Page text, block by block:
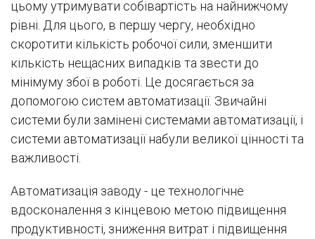
цьому утримувати собівартість на найнижчому
рівні. Для цього, в першу чергу, необхідно
скоротити кількість робочої сили, зменшити
кількість нещасних випадків та звести до
мінімуму збої в роботі. Це досягається за
допомогою систем автоматизації. Звичайні
системи були замінені системами автоматизації, і
системи автоматизації набули великої цінності та
важливості.
Автоматизація заводу - це технологічне
вдосконалення з кінцевою метою підвищення
продуктивності, зниження витрат і підвищення